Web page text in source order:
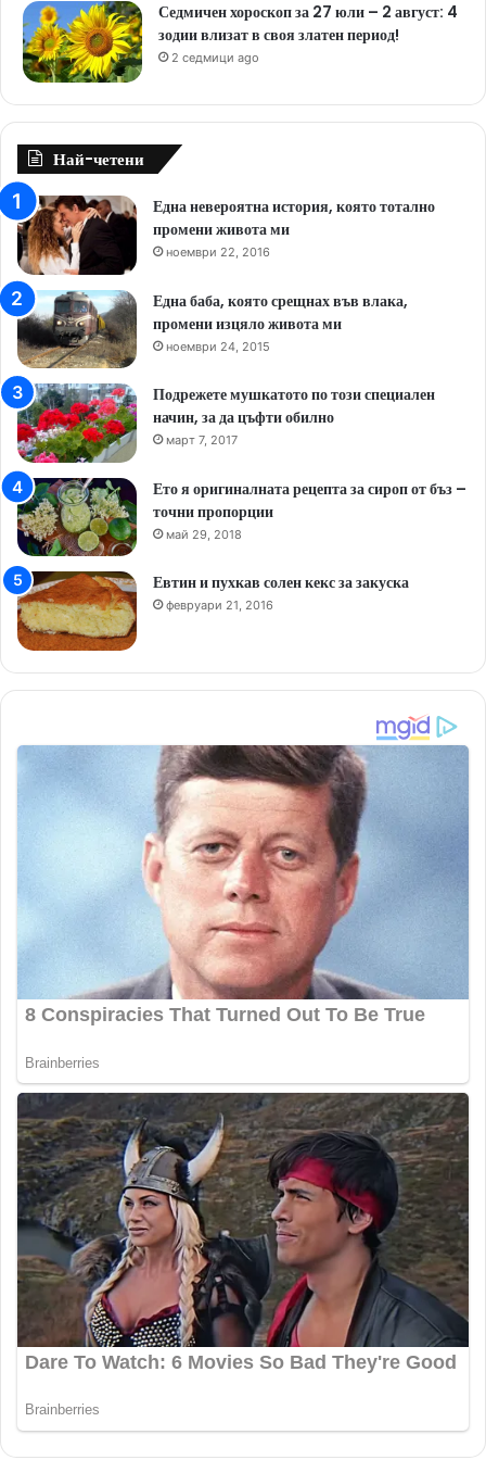
Седмичен хороскоп за 27 юли – 2 август: 4
зодии влизат в своя златен период!
2 седмици ago
Най-четени
Една невероятна история, която тотално
промени живота ми
ноември 22, 2016
Една баба, която срещнах във влака,
промени изцяло живота ми
ноември 24, 2015
Подрежете мушкатото по този специален
начин, за да цъфти обилно
март 7, 2017
Ето я оригиналната рецепта за сироп от бъз –
точни пропорции
май 29, 2018
Евтин и пухкав солен кекс за закуска
февруари 21, 2016